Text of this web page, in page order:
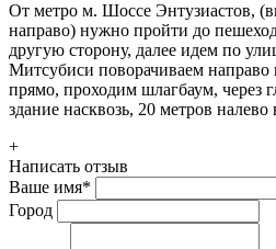
От метро м. Шоссе Энтузиастов,
направо) нужно пройти до
другую сторону, далее идем по
Митсубиси поворачиваем направо
прямо, проходим шлагбаум, через
здание насквозь, 20 метров
+
Написать отзыв
Ваше имя*
Город